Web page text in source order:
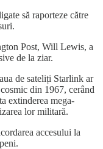
să raporteze către
Post, Will Lewis, a
de la ziar.
de sateliți Starlink ar
din 1967, cerând
extinderea mega-
lor militară.
accesului la